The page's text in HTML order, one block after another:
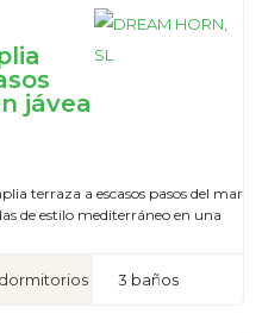
jávea
terraza a escasos pasos del mar
de estilo mediterráneo en una
3 baños